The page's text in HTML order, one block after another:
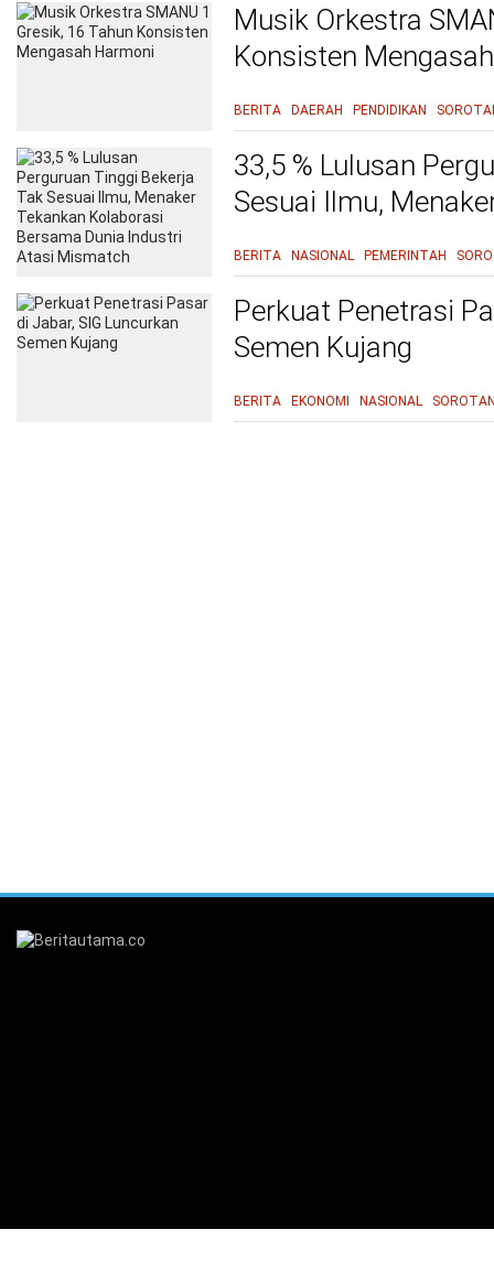
Musik Orkestra
Konsisten
BERITA DAERAH PENDIDIKAN
33,5 % Lulusan
Sesuai Ilmu,
BERITA NASIONAL PEMERINTAH
Perkuat Penetrasi
Semen Kujang
BERITA EKONOMI NASIONAL